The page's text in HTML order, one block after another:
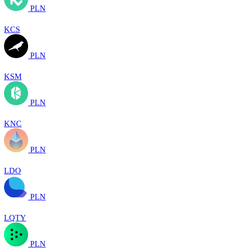
PLN
KCS
PLN
KSM
PLN
KNC
PLN
LDO
PLN
LQTY
PLN